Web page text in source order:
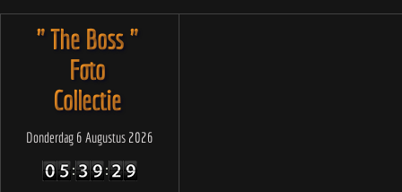
" The Boss "
Foto
Collectie
Donderdag 6 Augustus 2026